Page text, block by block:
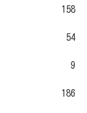
158
54
9
186